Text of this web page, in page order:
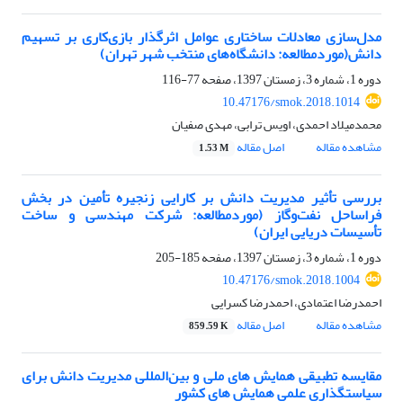
مدل‌سازی معادلات ساختاری عوامل اثرگذار بازی‌کاری بر تسهیم
دانش(موردمطالعه: دانشگاه‌های منتخب شهر تهران)
دوره 1، شماره 3، زمستان 1397، صفحه
77-116
10.47176/smok.2018.1014
محمدمیلاد احمدی، اویس ترابی، مهدی صفیان
مشاهده مقاله
اصل مقاله 1.53 M
بررسی تأثیر مدیریت دانش بر کارایی زنجیره تأمین در بخش
فراساحل نفت‌وگاز (موردمطالعه: شرکت مهندسی و ساخت
تأسیسات دریایی ایران)
دوره 1، شماره 3، زمستان 1397، صفحه
185-205
10.47176/smok.2018.1004
احمدرضا اعتمادی، احمدرضا کسرایی
مشاهده مقاله
اصل مقاله 859.59 K
مقایسه تطبیقی همایش های ملی و بین‌المللی مدیریت دانش برای
سیاستگذاری علمی همایش های کشور